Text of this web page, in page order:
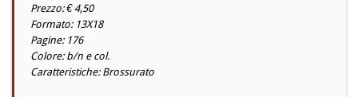
Prezzo: € 4,50
Formato: 13X18
Pagine: 176
Colore: b/n e col.
Caratteristiche: Brossurato